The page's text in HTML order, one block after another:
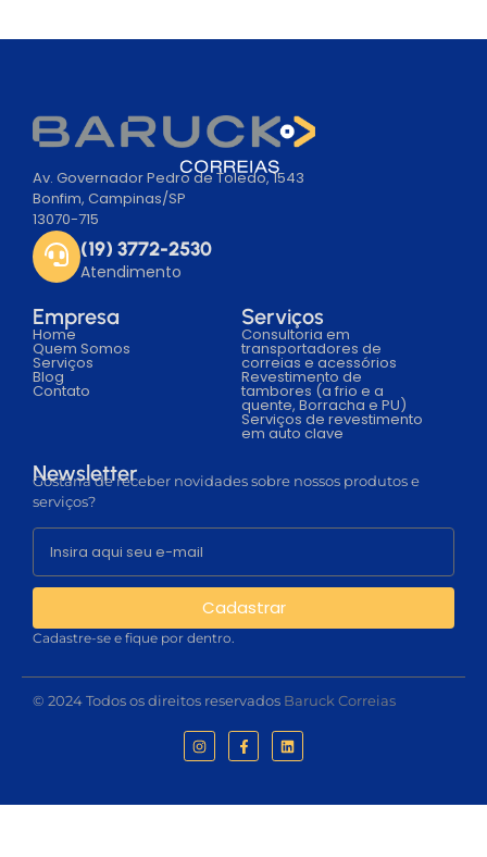
Av. Governador Pedro de Toledo, 1543
Bonfim, Campinas/SP
13070-715
(19) 3772-2530
Atendimento
Empresa
Home
Quem Somos
Serviços
Blog
Contato
Serviços
Consultoria em
transportadores de
correias e acessórios
Revestimento de
tambores (a frio e a
quente, Borracha e PU)
Serviços de revestimento
em auto clave
Newsletter
Gostaria de receber novidades sobre nossos produtos e
serviços?
Cadastrar
Cadastre-se e fique por dentro.
© 2024 Todos os direitos reservados Baruck Correias